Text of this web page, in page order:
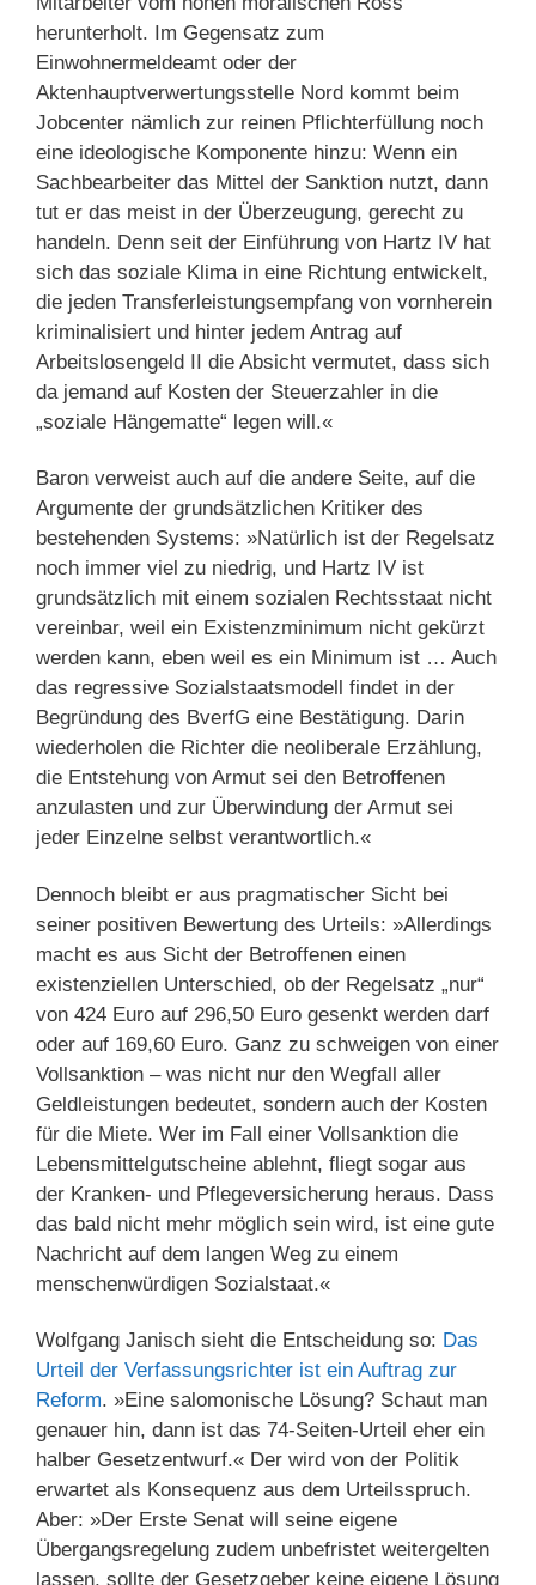
herunterholt. Im Gegensatz zum
Einwohnermeldeamt oder der
Aktenhauptverwertungsstelle Nord kommt beim
Jobcenter nämlich zur reinen Pflichterfüllung noch
eine ideologische Komponente hinzu: Wenn ein
Sachbearbeiter das Mittel der Sanktion nutzt, dann
tut er das meist in der Überzeugung, gerecht zu
handeln. Denn seit der Einführung von Hartz IV hat
sich das soziale Klima in eine Richtung entwickelt,
die jeden Transferleistungsempfang von vornherein
kriminalisiert und hinter jedem Antrag auf
Arbeitslosengeld II die Absicht vermutet, dass sich
da jemand auf Kosten der Steuerzahler in die
„soziale Hängematte“ legen will.«
Baron verweist auch auf die andere Seite, auf die
Argumente der grundsätzlichen Kritiker des
bestehenden Systems: »Natürlich ist der Regelsatz
noch immer viel zu niedrig, und Hartz IV ist
grundsätzlich mit einem sozialen Rechtsstaat nicht
vereinbar, weil ein Existenzminimum nicht gekürzt
werden kann, eben weil es ein Minimum ist … Auch
das regressive Sozialstaatsmodell findet in der
Begründung des BverfG eine Bestätigung. Darin
wiederholen die Richter die neoliberale Erzählung,
die Entstehung von Armut sei den Betroffenen
anzulasten und zur Überwindung der Armut sei
jeder Einzelne selbst verantwortlich.«
Dennoch bleibt er aus pragmatischer Sicht bei
seiner positiven Bewertung des Urteils: »Allerdings
macht es aus Sicht der Betroffenen einen
existenziellen Unterschied, ob der Regelsatz „nur“
von 424 Euro auf 296,50 Euro gesenkt werden darf
oder auf 169,60 Euro. Ganz zu schweigen von einer
Vollsanktion – was nicht nur den Wegfall aller
Geldleistungen bedeutet, sondern auch der Kosten
für die Miete. Wer im Fall einer Vollsanktion die
Lebensmittelgutscheine ablehnt, fliegt sogar aus
der Kranken- und Pflegeversicherung heraus. Dass
das bald nicht mehr möglich sein wird, ist eine gute
Nachricht auf dem langen Weg zu einem
menschenwürdigen Sozialstaat.«
Wolfgang Janisch sieht die Entscheidung so: Das
Urteil der Verfassungsrichter ist ein Auftrag zur
Reform. »Eine salomonische Lösung? Schaut man
genauer hin, dann ist das 74-Seiten-Urteil eher ein
halber Gesetzentwurf.« Der wird von der Politik
erwartet als Konsequenz aus dem Urteilsspruch.
Aber: »Der Erste Senat will seine eigene
Übergangsregelung zudem unbefristet weitergelten
lassen, sollte der Gesetzgeber keine eigene Lösung